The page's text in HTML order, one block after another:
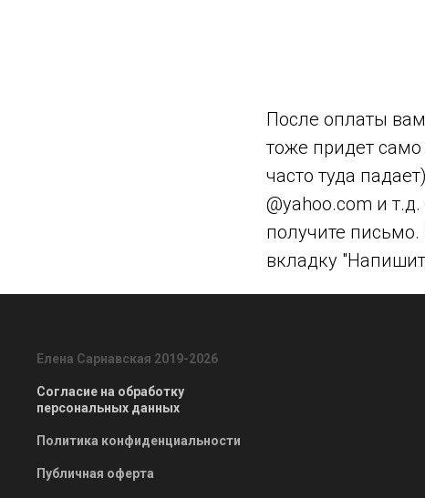
После оплаты
тоже придет
часто туда
@yahoo.com и
получите
вкладку
Елена Сарнавская 2019-2026
Согласие на обработку
персональных данных
Политика конфиденциальности
Публичная оферта